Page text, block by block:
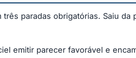
paradas obrigatórias. Saiu
emitir parecer favorável e